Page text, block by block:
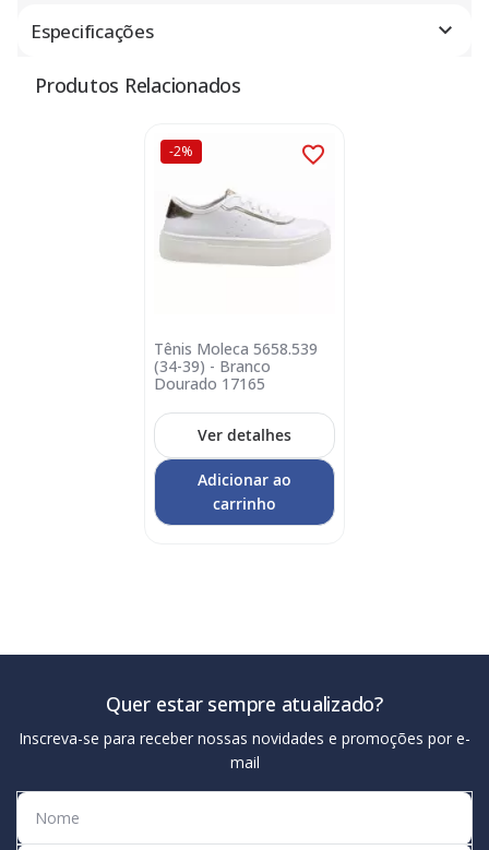
Especificações
Produtos Relacionados
-2%
Tênis Moleca 5658.539
(34-39) - Branco
Dourado 17165
Adicionar
no
carrinho
Ver detalhes
Adicionar ao
carrinho
Quer estar sempre atualizado?
Inscreva-se para receber nossas novidades e promoções por e-
mail